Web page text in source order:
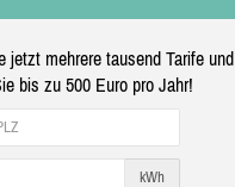
jetzt mehrere tausend Tarife und
bis zu 500 Euro pro Jahr!
kWh